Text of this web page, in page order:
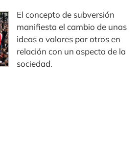
El concepto de subversión
manifiesta el cambio de unas
ideas o valores por otros en
relación con un aspecto de la
sociedad.